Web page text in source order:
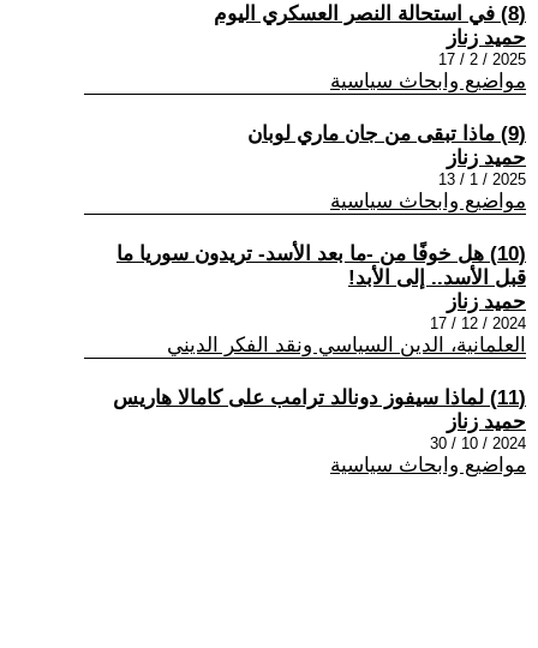
(8) في استحالة النصر العسكري اليوم
حميد زناز
2025 / 2 / 17
مواضيع وابحاث سياسية
(9) ماذا تبقى من جان ماري لوبان
حميد زناز
2025 / 1 / 13
مواضيع وابحاث سياسية
(10) هل خوفًا من -ما بعد الأسد- تريدون سوريا ما
قبل الأسد.. إلى الأبد!
حميد زناز
2024 / 12 / 17
العلمانية، الدين السياسي ونقد الفكر الديني
(11) لماذا سيفوز دونالد ترامب على كامالا هاريس
حميد زناز
2024 / 10 / 30
مواضيع وابحاث سياسية